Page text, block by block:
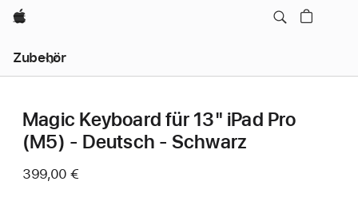
Apple
Zubehör
Navigation
–
öffnenMagic Keyboard für 13" iPad Pro
(M5) - Deutsch - Schwarz
399,00 €